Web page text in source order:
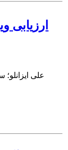
ارزیابی
علی